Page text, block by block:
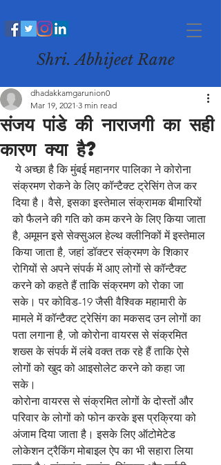
Shri. Abhijeet Rane
संजय पांडे की नाराजगी का सही
कारण क्या है?
dhadakkamgarunion0
Mar 19, 2021 3 min read
ये अच्छा है कि मुंबई महानगर पालिका ने कोरोना
संक्रमण रोकने के लिए कॉन्टैक्ट ट्रेसिंग तेज कर
दिया है। वैसे, इसका इस्तेमाल संक्रामक बीमारियों
को फैलने की गति को कम करने के लिए किया जाता
है, अमूमन इसे सेक्सुअल हेल्थ क्लीनिकों में इस्तेमाल
किया जाता है, जहां डॉक्टर संक्रमण के शिकार
रोगियों से अपने संपर्क में आए लोगों से कॉन्टैक्ट
करने को कहते हैं ताकि संक्रमण को रोका जा
सके। पर कोविड-19 जैसी वैश्विक महामारी के
मामले में कॉन्टैक्ट ट्रेसिंग का मकसद उन लोगों का
पता लगाना है, जो कोरोना वायरस से संक्रमित
शख्स के संपर्क में लंबे वक्त तक रहे हैं ताकि ऐसे
लोगों को खुद को आइसोलेट करने को कहा जा
सके।
कोरोना वायरस से संक्रमित लोगों के दोस्तों और
परिवार के लोगों को फोन करके इस प्रक्रिया को
अंजाम दिया जाता है। इसके लिए ऑटोमेटेड
लोकेशन ट्रैकिंग मोबाइल ऐप का भी सहारा लिया